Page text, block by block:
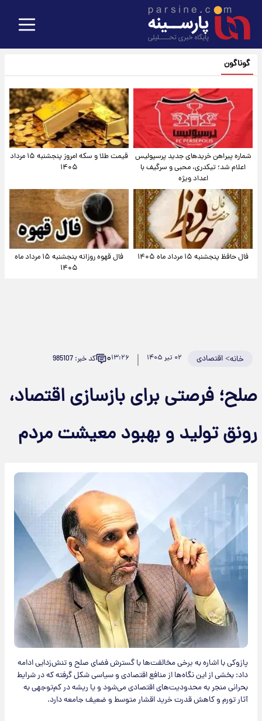
گوناگون
شماره پیراهن خریدهای جدید پرسپولیس
اعلام شد؛ تیکدری، محبی و سرگیف با
اعداد ویژه
قیمت طلا و سکه امروز پنجشنبه ۱۵ مرداد
۱۴۰۵
فال حافظ پنجشنبه ۱۵ مرداد ماه ۱۴۰۵
فال قهوه روزانه پنجشنبه ۱۵ مرداد ماه
۱۴۰۵
خانه>اقتصادی ۰۲ تیر ۱۴۰۵ ۱۳:۲۶۰ کد خبر: 985107
صلح؛ فرصتی برای بازسازی اقتصاد،
رونق تولید و بهبود معیشت مردم
پازوکی با اشاره به برخی مخالفت‌ها با گسترش فضای صلح و تنش‌زدایی ادامه
داد: بخشی از این نگاه‌ها از منافع اقتصادی و سیاسی شکل‌ گرفته که در شرایط
بحرانی منجر به محدودیت‌های اقتصادی می‌شود و یا ریشه در کم‌توجهی به
آثار تورم و کاهش قدرت خرید اقشار متوسط و ضعیف جامعه دارد.